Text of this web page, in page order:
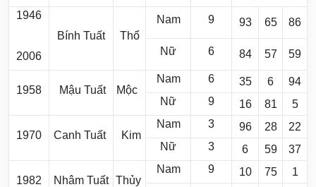
1946
2006
Bính Tuất Thổ
Nam 9 93 65 86
Nữ 6 84 57 59
1958 Mậu Tuất Mộc
Nam 6 35 6
94
Nữ
9 16 81 5
1970 Canh Tuất Kim
Nam 3 96 28
22
Nữ
3 6 59 37
1982 Nhâm Tuất Thủy
Nam 9 10 75
1